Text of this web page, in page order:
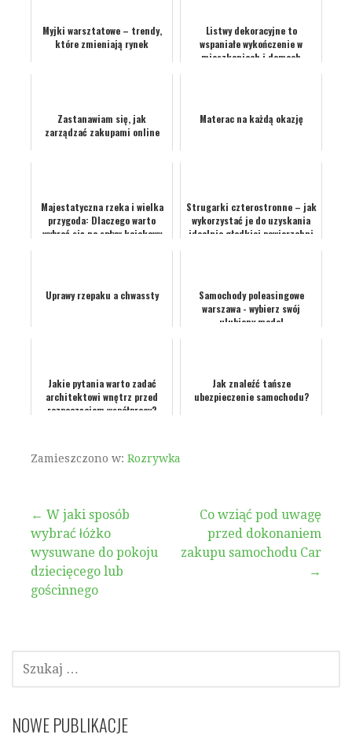
Myjki warsztatowe – trendy,
które zmieniają rynek
Listwy dekoracyjne to
wspaniałe wykończenie w
mieszkaniach i domach
Zastanawiam się, jak
zarządzać zakupami online
Materac na każdą okazję
Majestatyczna rzeka i wielka
przygoda: Dlaczego warto
wybrać się na spływ kajakowy
Strugarki czterostronne – jak
wykorzystać je do uzyskania
idealnie gładkiej powierzchni
Uprawy rzepaku a chwassty
Samochody poleasingowe
warszawa - wybierz swój
ulubiony model
Jakie pytania warto zadać
architektowi wnętrz przed
rozpoczęciem współpracy?
Jak znaleźć tańsze
ubezpieczenie samochodu?
Zamieszczono w: Rozrywka
Nawigacja
wpisu
← W jaki sposób
wybrać łóżko
wysuwane do pokoju
dziecięcego lub
gościnnego
Co wziąć pod uwagę
przed dokonaniem
zakupu samochodu Car
→
SZUKAJ:
NOWE PUBLIKACJE